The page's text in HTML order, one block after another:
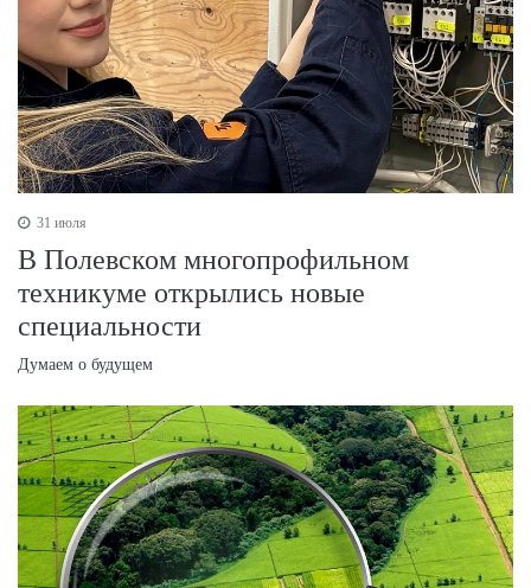
31 июля
В Полевском многопрофильном
техникуме открылись новые
специальности
Думаем о будущем